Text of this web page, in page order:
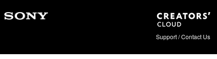
Support / Contact Us